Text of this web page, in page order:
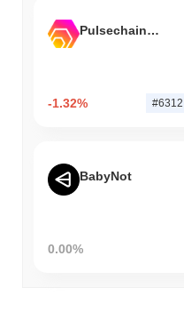
Pulsechain Bridged HEX (Pulsechain)
-1.32% #6312
BabyNot
0.00%